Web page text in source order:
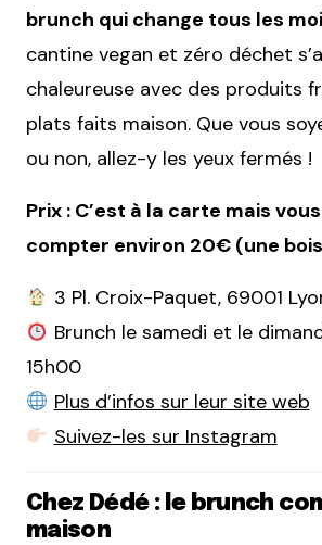
brunch qui change tous les
cantine vegan et zéro déchet
chaleureuse avec des produits
plats faits maison. Que vous
ou non, allez-y les yeux fermés !
Prix : C’est à la carte mais
compter environ 20€ (une
3 Pl. Croix-Paquet, 69001
Brunch le samedi et le
15h00
Plus d’infos sur leur site web
Suivez-les sur Instagram
Chez Dédé : le brunch
maison